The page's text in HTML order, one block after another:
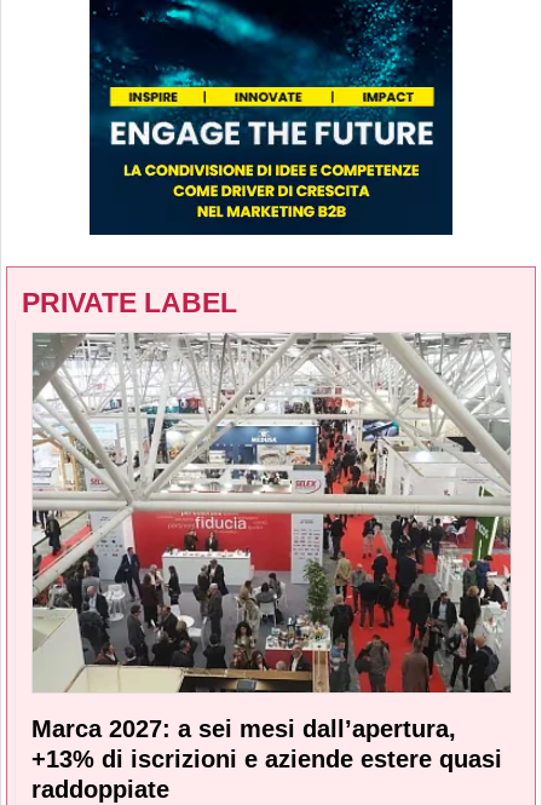
PRIVATE LABEL
Marca 2027: a sei mesi dall’apertura,
+13% di iscrizioni e aziende estere quasi
raddoppiate